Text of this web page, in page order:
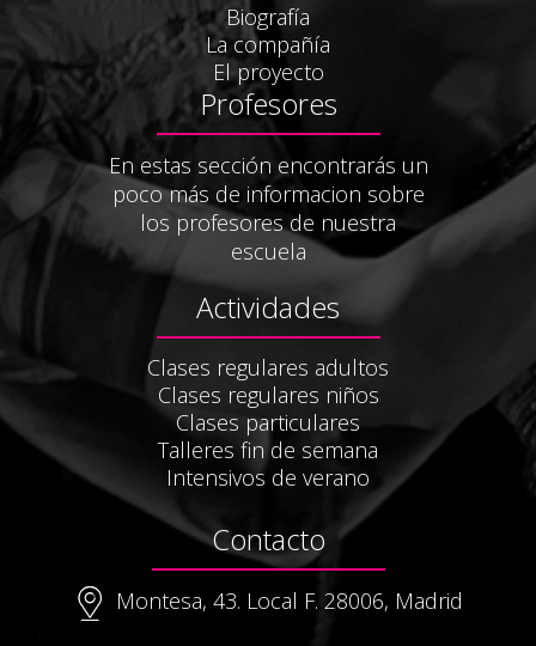
Biografía
La compañía
El proyecto
Profesores
En estas sección encontrarás un
poco más de informacion sobre
los profesores de nuestra
escuela
Actividades
Clases regulares adultos
Clases regulares niños
Clases particulares
Talleres fin de semana
Intensivos de verano
Contacto
Montesa, 43. Local F. 28006, Madrid